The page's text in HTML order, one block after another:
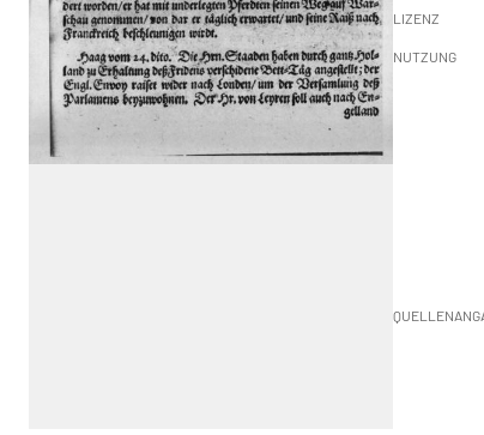
LIZENZ
NUTZUNG